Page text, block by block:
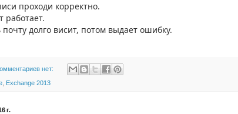
проходи корректно.
работает.
долго висит, потом выдает ошибку.
нет:
Exchange 2013
г.